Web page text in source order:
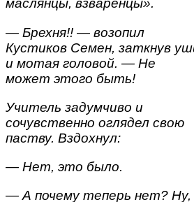
маслянцы, взваренцы».
— Брехня!! — возопил
Кустиков Семен, заткнув
и мотая головой. — Не
может этого быть!
Учитель задумчиво и
сочувственно оглядел свою
паству. Вздохнул:
— Нет, это было.
— А почему теперь нет? Ну,